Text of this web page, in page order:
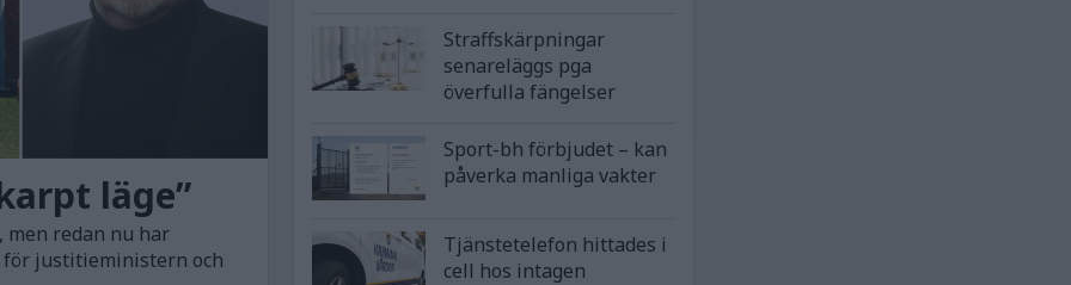
läge”
men redan nu har
justitieministern och
Straffskärpningar
senareläggs pga
överfulla fängelser
Sport-bh förbjudet – kan
påverka manliga vakter
Tjänstetelefon hittades i
cell hos intagen